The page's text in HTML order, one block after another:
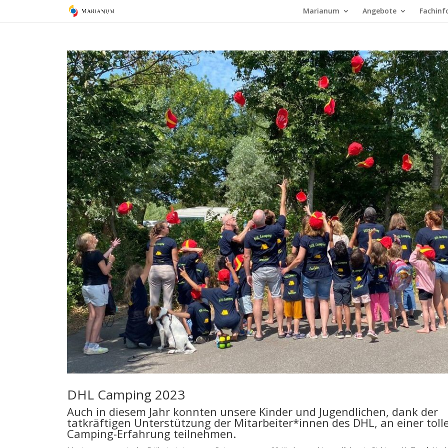
Marianum Angebote
DHL Camping 2023
Auch in diesem Jahr konnten unsere Kinder und Jugendlichen, dank der
tatkräftigen Unterstützung der Mitarbeiter*innen des DHL, an einer
Camping-Erfahrung teilnehmen.